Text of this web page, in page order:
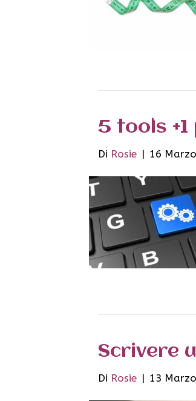
5 tools
Di Rosie | 16
Scrivere
Di Rosie | 13